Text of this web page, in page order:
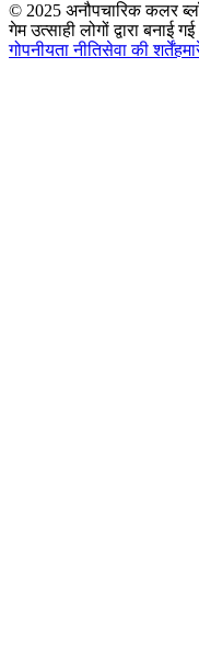
© 2025 अनौपचारिक कलर
गेम उत्साही लोगों द्वारा बनाई गई
गोपनीयता नीतिसेवा की शर्तें